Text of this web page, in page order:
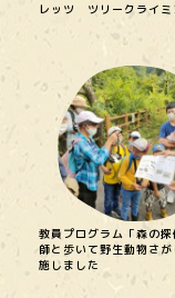
レッツ ツリークライ
教員プログラム「森の
師と歩いて野生動物さ
施しました